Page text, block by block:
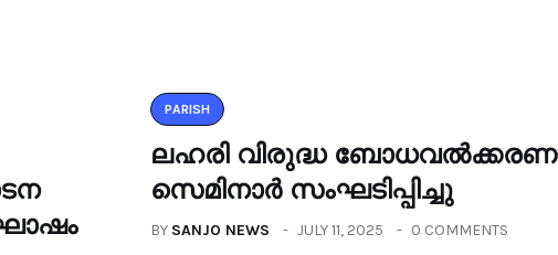
PARISH
ലഹരി വിരുദ്ധ ബോധവൽക്കരണ
സെമിനാർ സംഘടിപ്പിച്ചു
BY SANJO NEWS JULY 11, 2025 0 COMMENTS